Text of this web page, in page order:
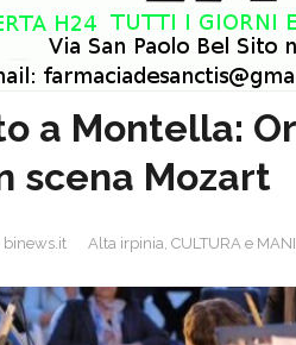
a Montella:
scena Mozart
binews.it Alta irpinia, CULTURA e